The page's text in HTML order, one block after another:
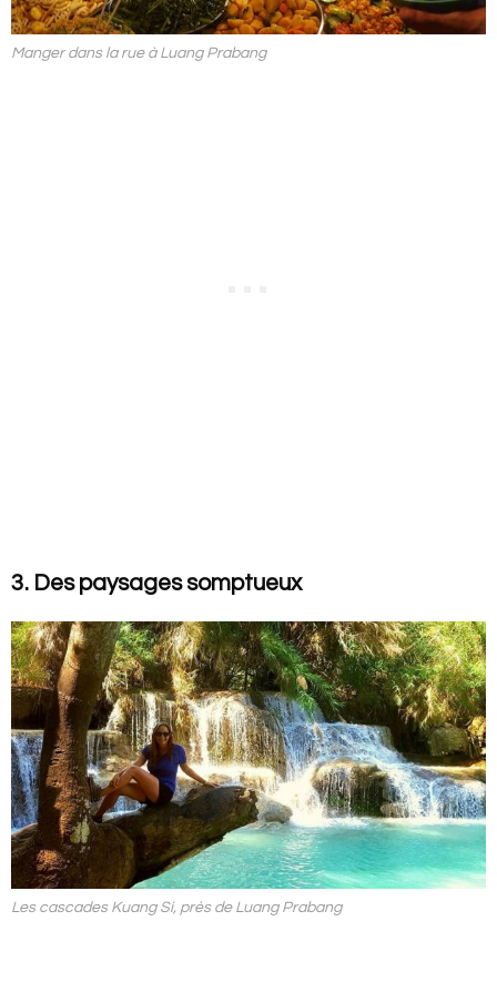
Manger dans la rue à Luang Prabang
3. Des paysages somptueux
Les cascades Kuang Si, près de Luang Prabang